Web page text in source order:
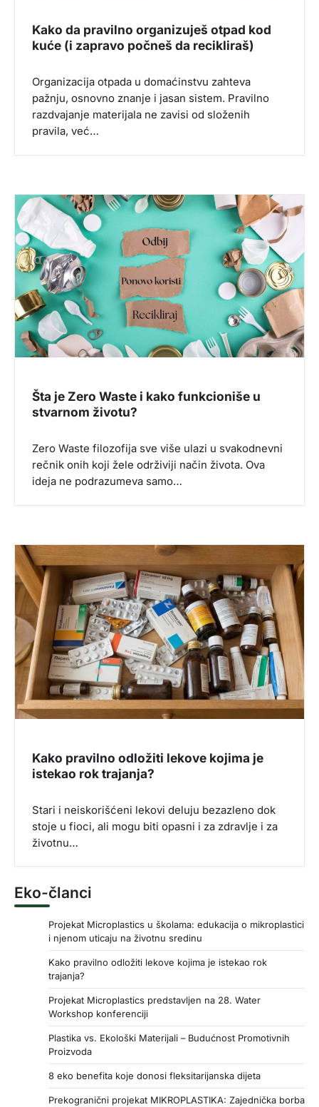
Kako da pravilno organizuješ otpad kod
kuće (i zapravo počneš da recikliraš)
Organizacija otpada u domaćinstvu zahteva
pažnju, osnovno znanje i jasan sistem. Pravilno
razdvajanje materijala ne zavisi od složenih
pravila, već…
Šta je Zero Waste i kako funkcioniše u
stvarnom životu?
Zero Waste filozofija sve više ulazi u svakodnevni
rečnik onih koji žele održiviji način života. Ova
ideja ne podrazumeva samo…
Kako pravilno odložiti lekove kojima je
istekao rok trajanja?
Stari i neiskorišćeni lekovi deluju bezazleno dok
stoje u fioci, ali mogu biti opasni i za zdravlje i za
životnu…
Eko-članci
Projekat Microplastics u školama: edukacija o mikroplastici
i njenom uticaju na životnu sredinu
Kako pravilno odložiti lekove kojima je istekao rok
trajanja?
Projekat Microplastics predstavljen na 28. Water
Workshop konferenciji
Plastika vs. Ekološki Materijali – Budućnost Promotivnih
Proizvoda
8 eko benefita koje donosi fleksitarijanska dijeta
Prekogranični projekat MIKROPLASTIKA: Zajednička borba